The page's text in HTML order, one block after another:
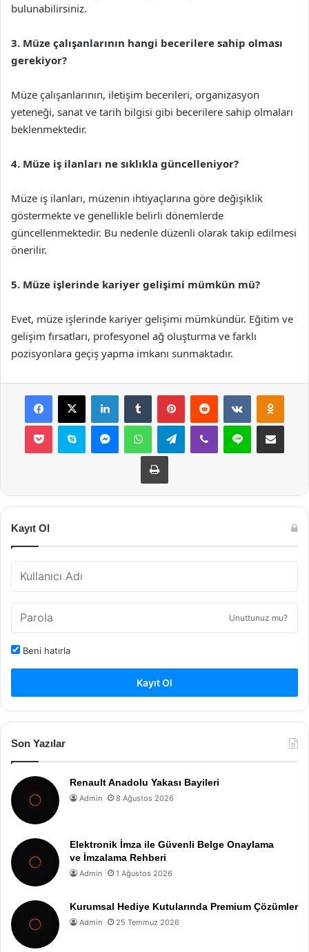
bulunabilirsiniz.
3. Müze çalışanlarının hangi becerilere sahip olması
gerekiyor?
Müze çalışanlarının, iletişim becerileri, organizasyon
yeteneği, sanat ve tarih bilgisi gibi becerilere sahip olmaları
beklenmektedir.
4. Müze iş ilanları ne sıklıkla güncelleniyor?
Müze iş ilanları, müzenin ihtiyaçlarına göre değişiklik
göstermekte ve genellikle belirli dönemlerde
güncellenmektedir. Bu nedenle düzenli olarak takip edilmesi
önerilir.
5. Müze işlerinde kariyer gelişimi mümkün mü?
Evet, müze işlerinde kariyer gelişimi mümkündür. Eğitim ve
gelişim fırsatları, profesyonel ağ oluşturma ve farklı
pozisyonlara geçiş yapma imkanı sunmaktadır.
Facebook
X LinkedInTumblr PinterestReddit VKontakte
Pocket Skype MessengerWhatsAppTelegramViber Line E-Posta ile
Yazdır
Kayıt Ol
Unuttunuz mu?
Beni hatırla
Kayıt Ol
Son Yazılar
Renault Anadolu Yakası Bayileri
Admin 8 Ağustos 2026
Elektronik İmza ile Güvenli Belge Onaylama
ve İmzalama Rehberi
Admin 1 Ağustos 2026
Kurumsal Hediye Kutularında Premium Çözümler
Admin 25 Temmuz 2026